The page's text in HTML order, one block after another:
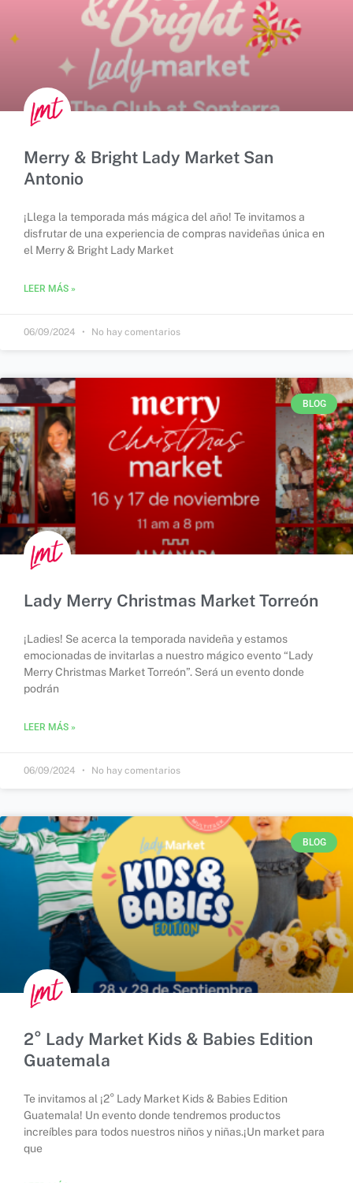
Merry & Bright Lady Market San
Antonio
¡Llega la temporada más mágica del año! Te invitamos a
disfrutar de una experiencia de compras navideñas única en
el Merry & Bright Lady Market
LEER MÁS »
06/09/2024 No hay comentarios
BLOG
Lady Merry Christmas Market Torreón
¡Ladies! Se acerca la temporada navideña y estamos
emocionadas de invitarlas a nuestro mágico evento “Lady
Merry Christmas Market Torreón”. ⁣⁣Será un evento donde
podrán
LEER MÁS »
06/09/2024 No hay comentarios
BLOG
2° Lady Market Kids & Babies Edition
Guatemala
Te invitamos al ¡2° Lady Market Kids & Babies Edition
Guatemala! Un evento donde tendremos productos
increíbles para todos nuestros niños y niñas.⁣¡Un market para
que